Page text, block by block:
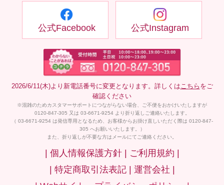
公式Facebook 公式Instagram
2026/6/11(木)より新電話番号に変更となります。詳しくは こちら をご
確認ください
※混雑のためカスタマーサポートにつながらない場合、ご不便をおかけいたしますが
0120-847-305 又は 03-6671-9254 より折り返しご連絡いたします。
（ 03-6671-9254 は発信専用となるため、お客様からお掛け直しいただく際は 0120-847-
305 へお願いいたします。）
また、折り返しが不要な方はメールにてご連絡ください。
| 個人情報保護方針 | ご利用規約 |
| 特定商取引法表記 | 運営会社 |